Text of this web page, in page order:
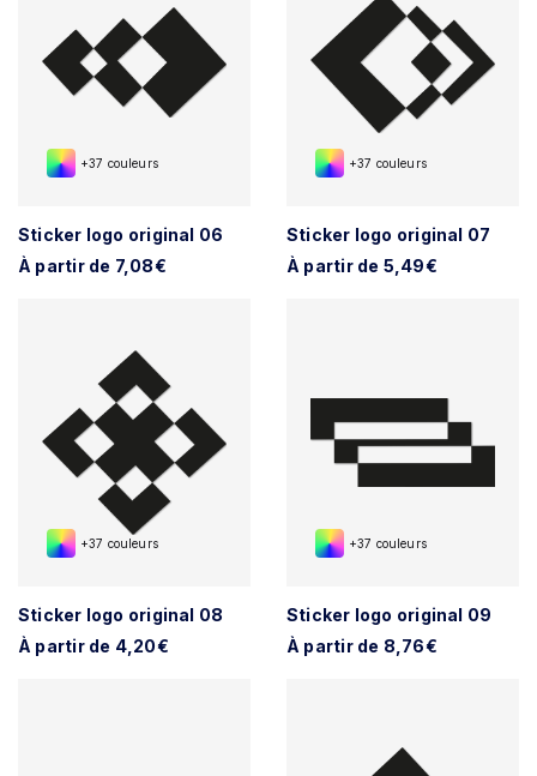
+37 couleurs
Sticker logo original 06
À partir de 7,08€
+37 couleurs
Sticker logo original 07
À partir de 5,49€
+37 couleurs
Sticker logo original 08
À partir de 4,20€
+37 couleurs
Sticker logo original 09
À partir de 8,76€